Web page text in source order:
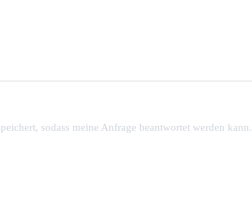
sodass meine Anfrage beantwortet werden kann.